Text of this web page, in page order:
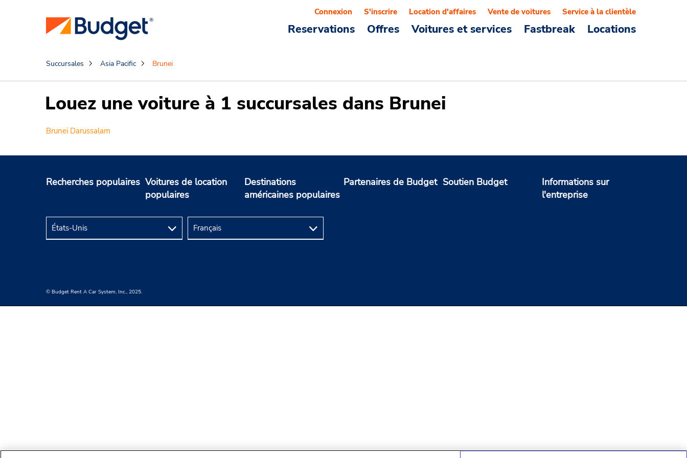
Reservations Offres Voitures et services Fastbreak Locations
Connexion S'inscrire Location d'affaires Vente de voitures Service à la clientèle
Succursales Asia Pacific Brunei
Louez une voiture à 1 succursales dans Brunei
Brunei Darussalam
Recherches populaires Voitures de location
populaires
Destinations
américaines populaires
Partenaires de Budget Soutien Budget
Informations sur
l'entreprise
© Budget Rent A Car System, Inc., 2025.